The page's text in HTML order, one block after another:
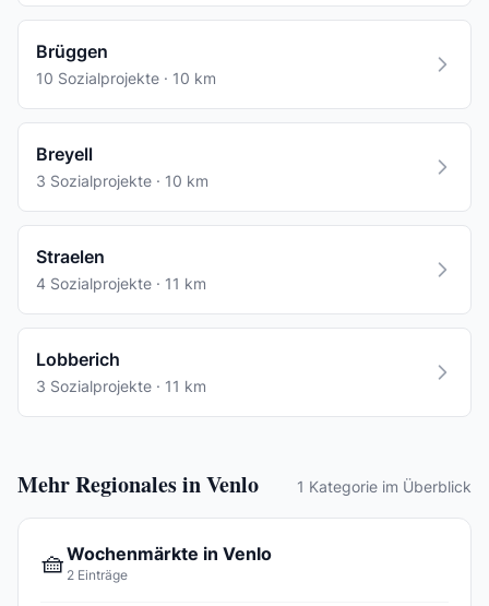
Brüggen
10 Sozialprojekte · 10 km
Breyell
3 Sozialprojekte · 10 km
Straelen
4 Sozialprojekte · 11 km
Lobberich
3 Sozialprojekte · 11 km
Mehr Regionales in Venlo 1 Kategorie im Überblick
🧺Wochenmärkte in Venlo
2 Einträge